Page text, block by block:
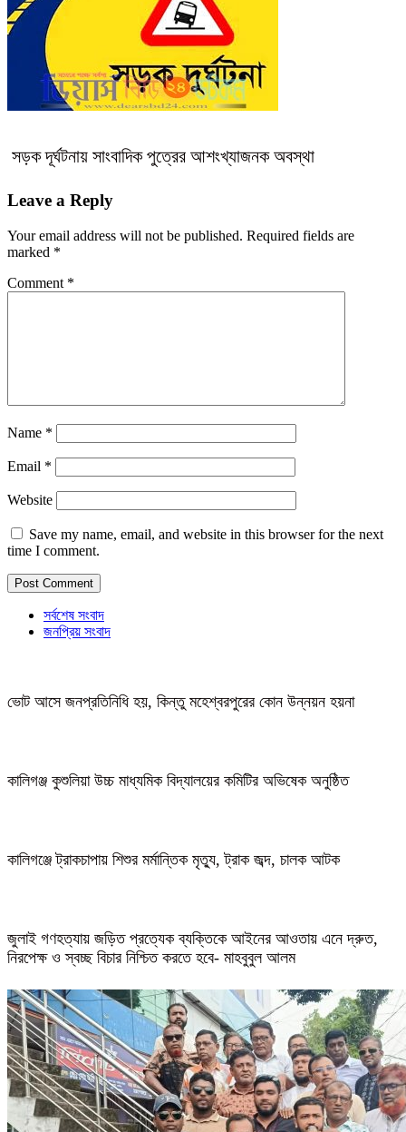
সড়ক দূর্ঘটনায় সাংবাদিক পুত্রের আশংখ্যাজনক অবস্থা
Leave a Reply
Your email address will not be published. Required fields are
marked *
Comment *
Name *
Email *
Website
Save my name, email, and website in this browser for the next
time I comment.
সর্বশেষ সংবাদ
জনপ্রিয় সংবাদ
ভোট আসে জনপ্রতিনিধি হয়, কিন্তু মহেশ্বরপুরের কোন উন্নয়ন হয়না
কালিগঞ্জ কুশুলিয়া উচ্চ মাধ্যমিক বিদ্যালয়ের কমিটির অভিষেক অনুষ্ঠিত
কালিগঞ্জে ট্রাকচাপায় শিশুর মর্মান্তিক মৃত্যু, ট্রাক জব্দ, চালক আটক
জুলাই গণহত্যায় জড়িত প্রত্যেক ব্যক্তিকে আইনের আওতায় এনে দ্রুত,
নিরপেক্ষ ও স্বচ্ছ বিচার নিশ্চিত করতে হবে- মাহবুবুল আলম